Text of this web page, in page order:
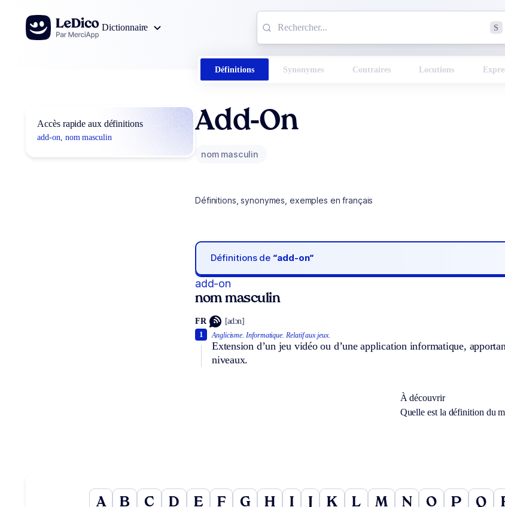
Aller au contenu
Dictionnaire
S
Définitions Synonymes Contraires Locutions
Accès rapide aux définitions
add-on, nom masculin
Add-On
nom masculin
Définitions, synonymes, exemples en français
Définitions de “add-on“
add-on
nom masculin
FR [adɔn]
Anglicisme. Informatique. Relatif aux jeux.
Extension d’un jeu vidéo ou d’une application informatique,
niveaux.
1
À découvrir
Quelle est la définition du
A B C D E F G H I K L M N O P Q